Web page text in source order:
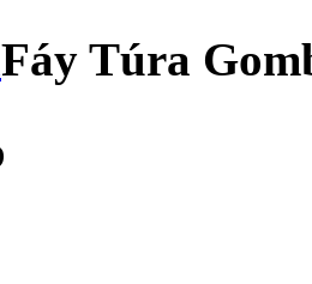
Fáy Túra